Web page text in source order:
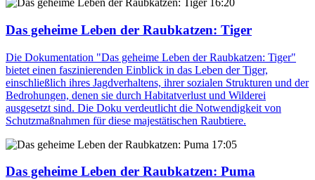
16:20
Das geheime Leben der Raubkatzen: Tiger
Die Dokumentation "Das geheime Leben der Raubkatzen: Tiger"
bietet einen faszinierenden Einblick in das Leben der Tiger,
einschließlich ihres Jagdverhaltens, ihrer sozialen Strukturen und der
Bedrohungen, denen sie durch Habitatverlust und Wilderei
ausgesetzt sind. Die Doku verdeutlicht die Notwendigkeit von
Schutzmaßnahmen für diese majestätischen Raubtiere.
17:05
Das geheime Leben der Raubkatzen: Puma